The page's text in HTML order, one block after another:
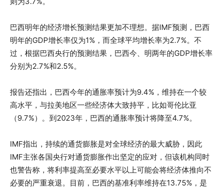
巴西明年的经济增长预测结果更加不理想。据IMF预测，巴西
明年的GDP增长率仅为1%，而全球平均增长率为2.7%。不
过，根据巴西央行的预测结果，巴西今、明两年的GDP增长率
分别为2.7%和2.5%。
报告还指出，巴西今年的通胀率预计为9.4%，维持在一个较
高水平，与拉美地区一些经济体大致持平，比如哥伦比亚
（9.7%）。到2023年，巴西的通胀率预计将降至4.7%。
IMF指出，持续的通货膨胀是对全球经济的最大威胁，因此
IMF主张各国央行对通货膨胀作出坚定的应对，但该机构同时
也警告称，将利率提高至必要水平以上可能会将经济体推向不
必要的严重衰退。目前，巴西的基准利率维持在13.75%，是